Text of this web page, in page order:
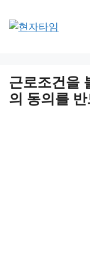
근로조건을
의 동의를